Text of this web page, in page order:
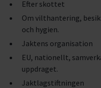
Efter skottet
Om vilthantering,
och hygien.
Jaktens organisation
EU, nationellt,
uppdraget.
Jaktlagstiftningen